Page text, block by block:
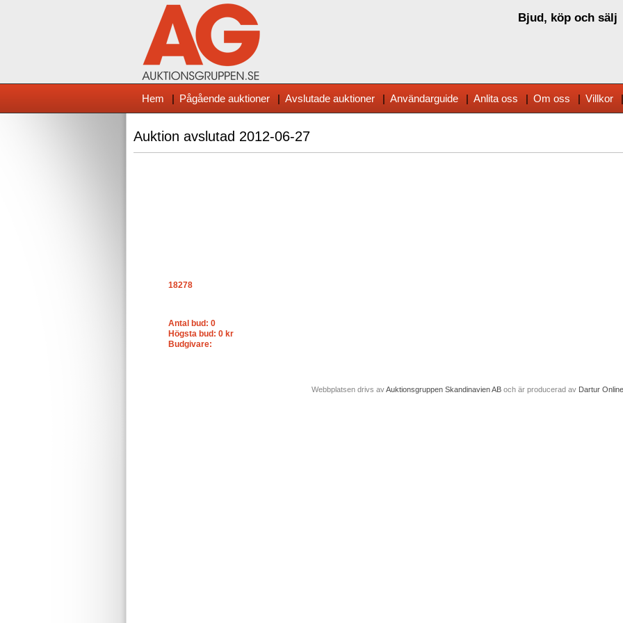
Bjud, köp och sälj
Hem | Pågående auktioner | Avslutade auktioner | Användarguide | Anlita oss | Om oss | Villkor |
Auktion avslutad 2012-06-27
18278
Antal bud: 0
Högsta bud: 0 kr
Budgivare:
Webbplatsen drivs avAuktionsgruppen Skandinavien AB och är producerad av Dartur Online